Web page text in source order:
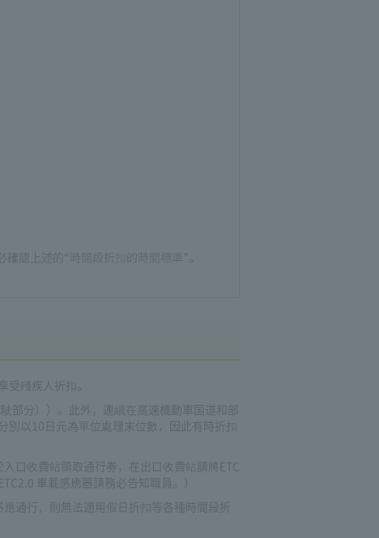
確認上述的“ 時間段折扣的時間標準
殘疾人折扣。
部分））。此外，連續在高速機動車国道和部
以10日元為單位處理末位數，因此有時折扣
口收費站領取通行券，在出口收費站請將ETC
車載感應器請務必告知職員。）
通行，則無法適用假日折扣等各種時間段折